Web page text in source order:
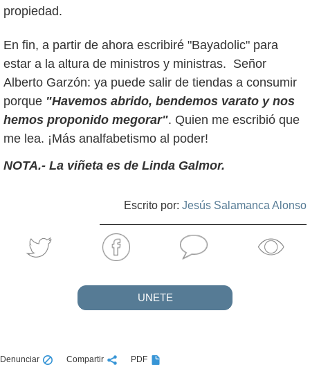
propiedad.
En fin, a partir de ahora escribiré "Bayadolic" para
estar a la altura de ministros y ministras. Señor
Alberto Garzón: ya puede salir de tiendas a consumir
porque "Havemos abrido, bendemos varato y nos
hemos proponido megorar". Quien me escribió que
me lea. ¡Más analfabetismo al poder!
NOTA.- La viñeta es de Linda Galmor.
Escrito por: Jesús Salamanca Alonso
UNETE
Denunciar Compartir PDF